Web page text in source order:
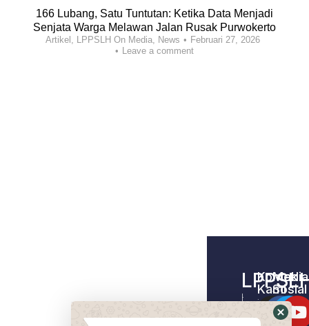
166 Lubang, Satu Tuntutan: Ketika Data Menjadi
Senjata Warga Melawan Jalan Rusak Purwokerto
Artikel LPPSLH On Media News
Februari 27, 2026
Leave a comment
Home –
LPPSLH
Kontak
Kami
Tentang
Kami
Media
Sosial